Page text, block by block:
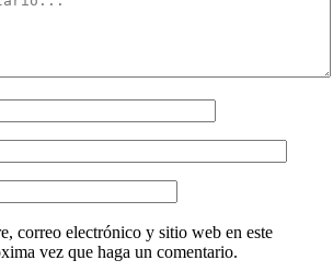
correo electrónico y sitio web en este
vez que haga un comentario.